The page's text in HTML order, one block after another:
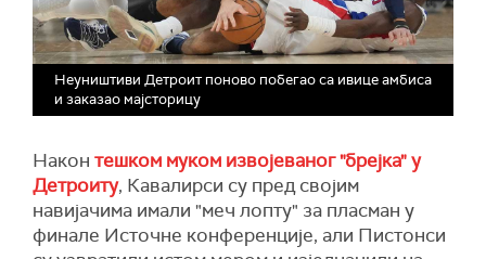
Неуништиви Детроит поново побегао са ивице амбиса
и заказао мајсторицу
Након тешком муком извојеваног "брејка" у
Детроиту, Кавалирси су пред својим
навијачима имали "меч лопту" за пласман у
финале Источне конференције, али Пистонси